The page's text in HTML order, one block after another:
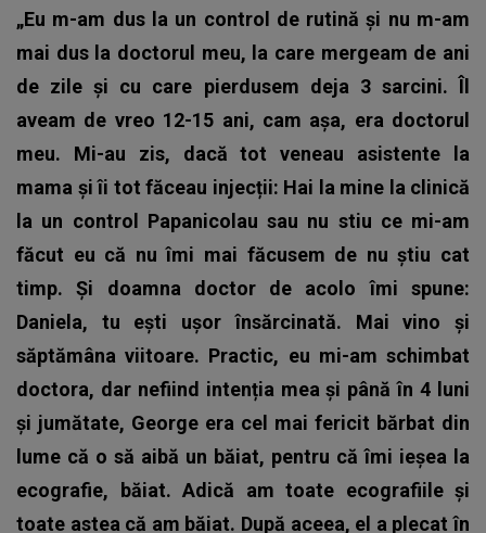
„Eu m-am dus la un control de rutină și nu m-am
mai dus la doctorul meu, la care mergeam de ani
de zile și cu care pierdusem deja 3 sarcini. Îl
aveam de vreo 12-15 ani, cam așa, era doctorul
meu. Mi-au zis, dacă tot veneau asistente la
mama și îi tot făceau injecții: Hai la mine la clinică
la un control Papanicolau sau nu stiu ce mi-am
făcut eu că nu îmi mai făcusem de nu știu cat
timp. Și doamna doctor de acolo îmi spune:
Daniela, tu ești ușor însărcinată. Mai vino și
săptămâna viitoare. Practic, eu mi-am schimbat
doctora, dar nefiind intenția mea și până în 4 luni
și jumătate, George era cel mai fericit bărbat din
lume că o să aibă un băiat, pentru că îmi ieșea la
ecografie, băiat. Adică am toate ecografiile și
toate astea că am băiat. După aceea, el a plecat în